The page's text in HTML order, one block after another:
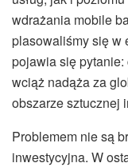
wdrażania mobile
plasowaliśmy się w
pojawia się pytanie:
wciąż nadąża za
obszarze sztucznej
Problemem nie są
inwestycyjna. W